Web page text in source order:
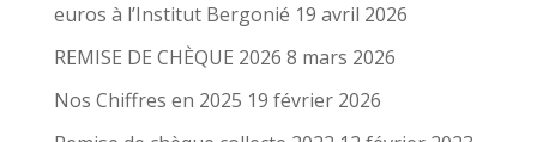
euros à l’Institut Bergonié 19 avril 2026
REMISE DE CHÈQUE 2026 8 mars 2026
Nos Chiffres en 2025 19 février 2026